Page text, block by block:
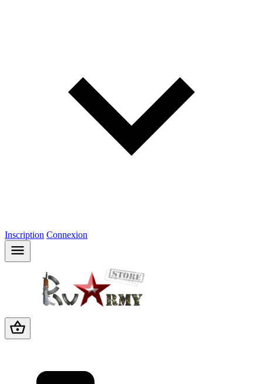
Inscription Connexion